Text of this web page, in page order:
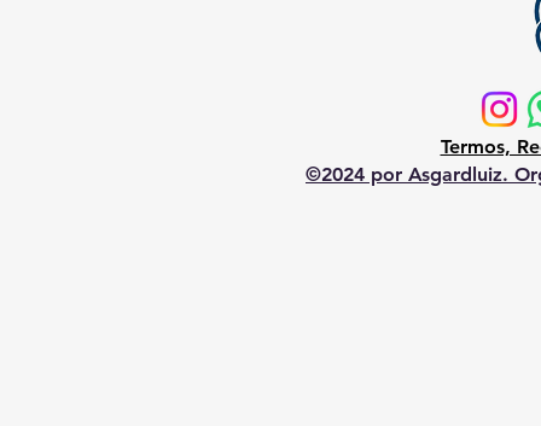
Termos,
©2024 por Asgardluiz.